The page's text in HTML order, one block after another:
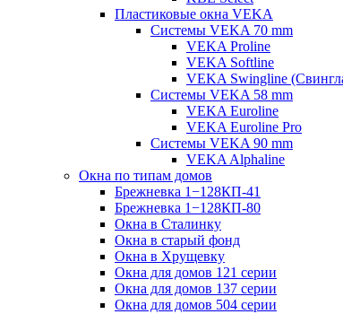
Пластиковые окна VEKA
Cистемы VEKA 70 mm
VEKA Proline
VEKA Softline
VEKA Swingline
Системы VEKA 58 mm
VEKA Euroline
VEKA Euroline Pro
Системы VEKA 90 mm
VEKA Alphaline
Окна по типам домов
Брежневка 1−128КП-41
Брежневка 1−128КП-80
Окна в Сталинку
Окна в старый фонд
Окна в Хрущевку
Окна для домов 121 серии
Окна для домов 137 серии
Окна для домов 504 серии